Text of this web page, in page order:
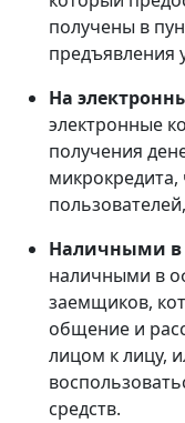
получены в
предъявления
На
электронные
получения
микрокредита,
Наличными
наличными в
заемщиков,
общение и
лицом к лицу,
средств.